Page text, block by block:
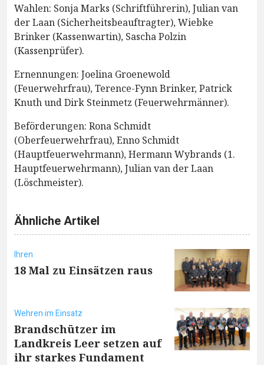
Wahlen: Sonja Marks (Schriftführerin), Julian van
der Laan (Sicherheitsbeauftragter), Wiebke
Brinker (Kassenwartin), Sascha Polzin
(Kassenprüfer).
Ernennungen: Joelina Groenewold
(Feuerwehrfrau), Terence-Fynn Brinker, Patrick
Knuth und Dirk Steinmetz (Feuerwehrmänner).
Beförderungen: Rona Schmidt
(Oberfeuerwehrfrau), Enno Schmidt
(Hauptfeuerwehrmann), Hermann Wybrands (1.
Hauptfeuerwehrmann), Julian van der Laan
(Löschmeister).
Ähnliche Artikel
Ihren
18 Mal zu Einsätzen raus
Wehren im Einsatz
Brandschützer im
Landkreis Leer setzen auf
ihr starkes Fundament